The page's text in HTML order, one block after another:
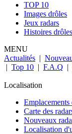
TOP 10
Images drôles
Jeux radars
Histoires drôles
MENU
Actualités |
| Top 10 | F.A.Q |
Localisation
Emplacements
Carte des
Nouveaux
Localisation